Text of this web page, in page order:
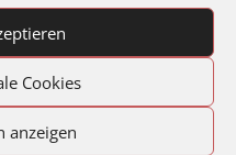
Cookies
anzeigen